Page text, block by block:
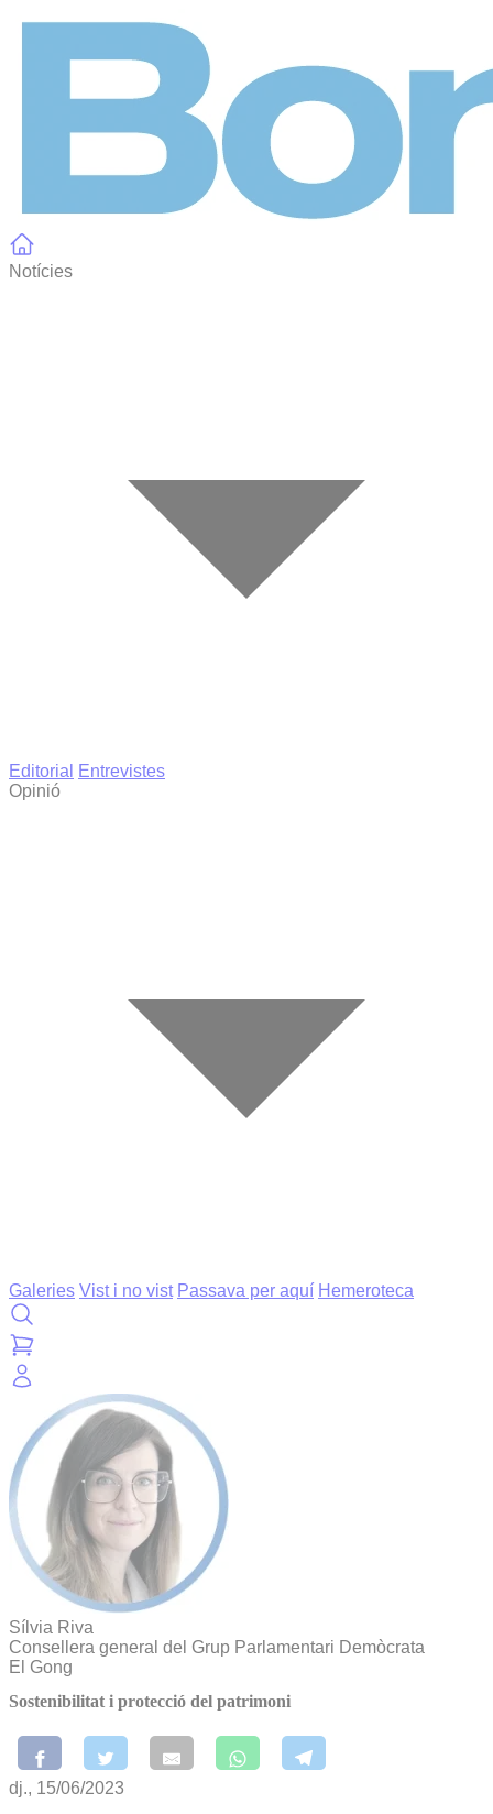
Notícies
Editorial
Entrevistes
Opinió
Galeries Vist i no vist Passava per aquí Hemeroteca
Sílvia Riva
Consellera general del Grup Parlamentari Demòcrata
El Gong
Sostenibilitat i protecció del patrimoni
dj., 15/06/2023